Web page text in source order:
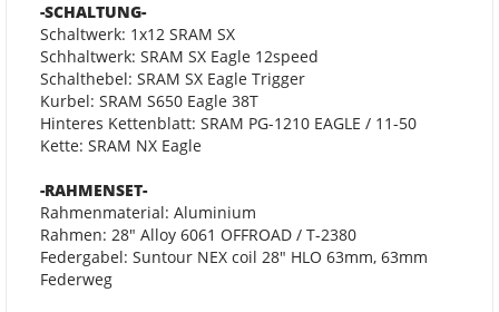
-SCHALTUNG-
Schaltwerk: 1x12 SRAM SX
Schhaltwerk: SRAM SX Eagle 12speed
Schalthebel: SRAM SX Eagle Trigger
Kurbel: SRAM S650 Eagle 38T
Hinteres Kettenblatt: SRAM PG-1210 EAGLE / 11-50
Kette: SRAM NX Eagle
-RAHMENSET-
Rahmenmaterial: Aluminium
Rahmen: 28" Alloy 6061 OFFROAD / T-2380
Federgabel: Suntour NEX coil 28" HLO 63mm, 63mm
Federweg